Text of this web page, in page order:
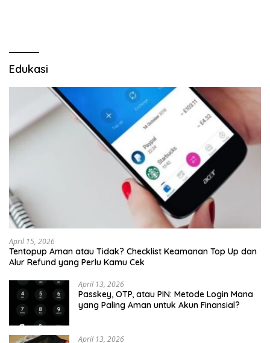
Edukasi
April 15, 2026
Tentopup Aman atau Tidak? Checklist Keamanan Top Up dan
Alur Refund yang Perlu Kamu Cek
April 13, 2026
Passkey, OTP, atau PIN: Metode Login Mana
yang Paling Aman untuk Akun Finansial?
April 13, 2026